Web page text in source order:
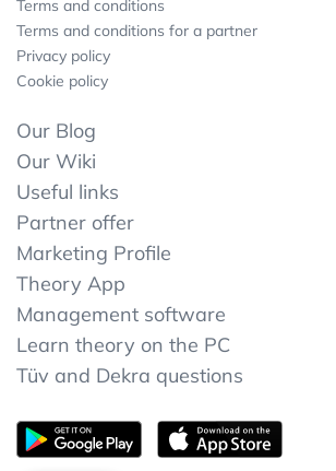
Terms and conditions
Terms and conditions for a partner
Privacy policy
Cookie policy
Our Blog
Our Wiki
Useful links
Partner offer
Marketing Profile
Theory App
Management software
Learn theory on the PC
Tüv and Dekra questions